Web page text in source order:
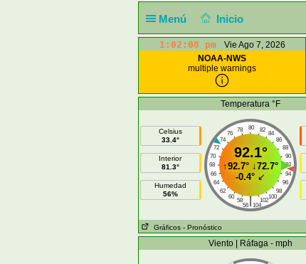
Menú Inicio
1:02:08 pm
Vie Ago 7, 2026
NOAA-NWS
multiple warnings
Temperatura °F
Celsius
33.4°
Interior
81.3°
Humedad
56%
80
78 82
76
84
74
86
72
88
70
90
68
92
66
94
64
96
62
98
60
100
58 102
|
56 104
92.1°
↑92.7° ↓72.7°
-0.4° ↙
Gráficos - Pronóstico
Viento | Ráfaga - mph